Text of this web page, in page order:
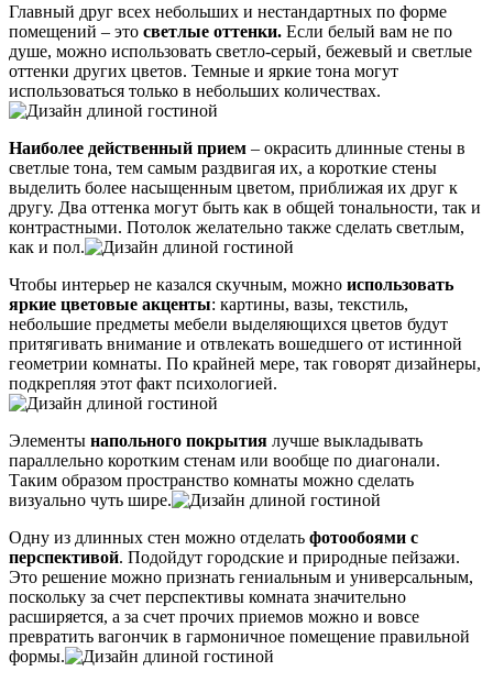
Главный друг всех небольших и нестандартных по форме
помещений – это светлые оттенки. Если белый вам не по
душе, можно использовать светло-серый, бежевый и светлые
оттенки других цветов. Темные и яркие тона могут
использоваться только в небольших количествах.
Наиболее действенный прием – окрасить длинные стены в
светлые тона, тем самым раздвигая их, а короткие стены
выделить более насыщенным цветом, приближая их друг к
другу. Два оттенка могут быть как в общей тональности, так и
контрастными. Потолок желательно также сделать светлым,
как и пол.
Чтобы интерьер не казался скучным, можно использовать
яркие цветовые акценты: картины, вазы, текстиль,
небольшие предметы мебели выделяющихся цветов будут
притягивать внимание и отвлекать вошедшего от истинной
геометрии комнаты. По крайней мере, так говорят дизайнеры,
подкрепляя этот факт психологией.
Элементы напольного покрытия лучше выкладывать
параллельно коротким стенам или вообще по диагонали.
Таким образом пространство комнаты можно сделать
визуально чуть шире.
Одну из длинных стен можно отделать фотообоями с
перспективой. Подойдут городские и природные пейзажи.
Это решение можно признать гениальным и универсальным,
поскольку за счет перспективы комната значительно
расширяется, а за счет прочих приемов можно и вовсе
превратить вагончик в гармоничное помещение правильной
формы.